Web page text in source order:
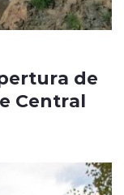
de
Central